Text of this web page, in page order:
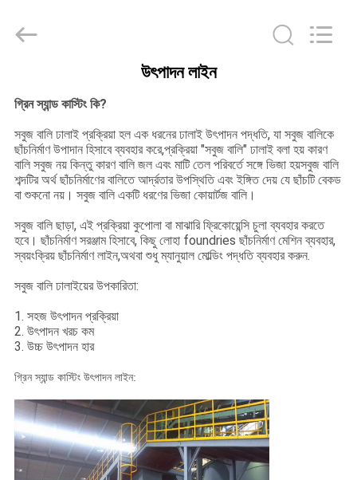
পণ্য
ভিডিও
আমাদের
সম্বন্ধে
কারখানা
পরিদর্শন
গুণমান
নিয়ন্ত্রণ
Foundry
CO.,LTD.
উৎপাদন লাইন
গ্রিন স্যান্ড কাস্টিং কি?
সবুজ বালি ঢালাই প্রক্রিয়া হল এক ধরনের ঢালাই উৎপাদন পদ্ধতি, যা সবুজ বালিকে
ছাঁচনির্মাণ উপাদান হিসাবে ব্যবহার করে,প্রক্রিয়া "সবুজ বালি" ঢালাই বলা হয় কারণ
বালি সবুজ নয় কিন্তু কারণ বালি জল এবং মাটি তেল পরিবর্তে সঙ্গে ভিজা হয়সবুজ বালি
শব্দটির অর্থ ছাঁচনির্মাণের বালিতে আর্দ্রতার উপস্থিতি এবং ইঙ্গিত দেয় যে ছাঁচটি বেকড
বা শুকনো নয়। সবুজ বালি একটি ধরণের ভিজা কোয়ার্টজ বালি।
সবুজ বালি ছাড়া, এই প্রক্রিয়া কুপোলা বা মাঝারি ফ্রিকোয়েন্সি চুলা ব্যবহার করতে
হবে। ছাঁচনির্মাণ সরঞ্জাম হিসাবে, কিছু লোহা foundries ছাঁচনির্মাণ মেশিন ব্যবহার,
স্বয়ংক্রিয় ছাঁচনির্মাণ লাইন,অথবা শুধু ম্যানুয়াল মোল্ডিং পদ্ধতি ব্যবহার করুন.
সবুজ বালি ঢালাইয়ের উপকারিতা:
1. সহজ উৎপাদন প্রক্রিয়া
2. উৎপাদন খরচ কম
3. উচ্চ উৎপাদন হার
গ্রিন স্যান্ড কাস্টিং উৎপাদন লাইন: